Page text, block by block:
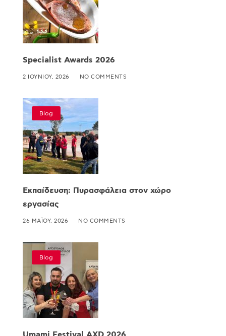
Specialist Awards 2026
2 ΙΟΥΝΊΟΥ, 2026 NO COMMENTS
Blog
Εκπαίδευση: Πυρασφάλεια στον χώρο
εργασίας
26 ΜΑΪ́ΟΥ, 2026 NO COMMENTS
Blog
Umami Festival AXD 2026